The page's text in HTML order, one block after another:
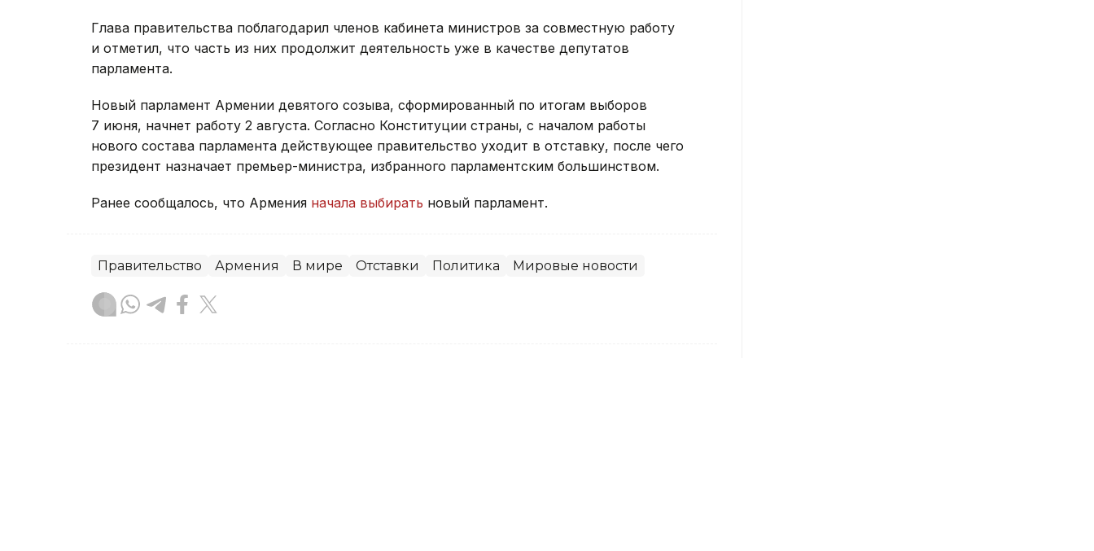
Глава правительства поблагодарил членов кабинета министров за совместную работу
и отметил, что часть из них продолжит деятельность уже в качестве депутатов
парламента.
Новый парламент Армении девятого созыва, сформированный по итогам выборов
7 июня, начнет работу 2 августа. Согласно Конституции страны, с началом работы
нового состава парламента действующее правительство уходит в отставку, после чего
президент назначает премьер-министра, избранного парламентским большинством.
Ранее сообщалось, что Армения начала выбирать новый парламент.
Правительство Армения В мире Отставки Политика Мировые новости